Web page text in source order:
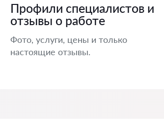
Профили специалистов и
отзывы о работе
Фото, услуги, цены и только
настоящие отзывы.